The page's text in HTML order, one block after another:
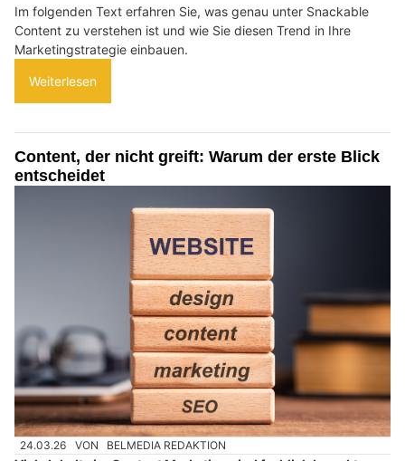
Im folgenden Text erfahren Sie, was genau unter Snackable
Content zu verstehen ist und wie Sie diesen Trend in Ihre
Marketingstrategie einbauen.
Weiterlesen
Content, der nicht greift: Warum der erste Blick
entscheidet
24.03.26 VON BELMEDIA REDAKTION